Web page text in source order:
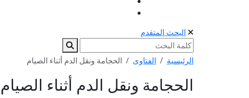
البحث المتقدم
الرئيسية الفتاوى الحجامة ونقل الدم أثناء الصيام
الحجامة ونقل الدم أثناء الصيام